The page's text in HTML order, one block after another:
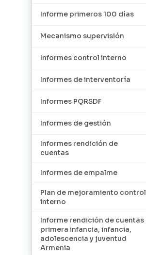
Informe primeros 100 días
Mecanismo supervisión
Informes control interno
Informes de interventoría
Informes PQRSDF
Informes de gestión
Informes rendición de
cuentas
Informes de empalme
Plan de mejoramiento control
interno
Informe rendición de cuentas
primera infancia, infancia,
adolescencia y juventud
Armenia